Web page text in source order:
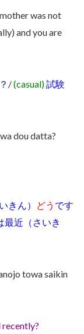
was not
and you are
/(casual)試験
dou datta?
きん） どう です
最近（さいき
towa saikin